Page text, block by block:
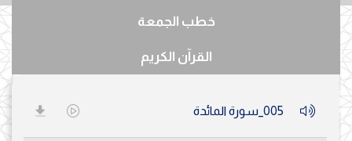
خطب الجمعة
القرآن الكريم
005_سورة المائدة